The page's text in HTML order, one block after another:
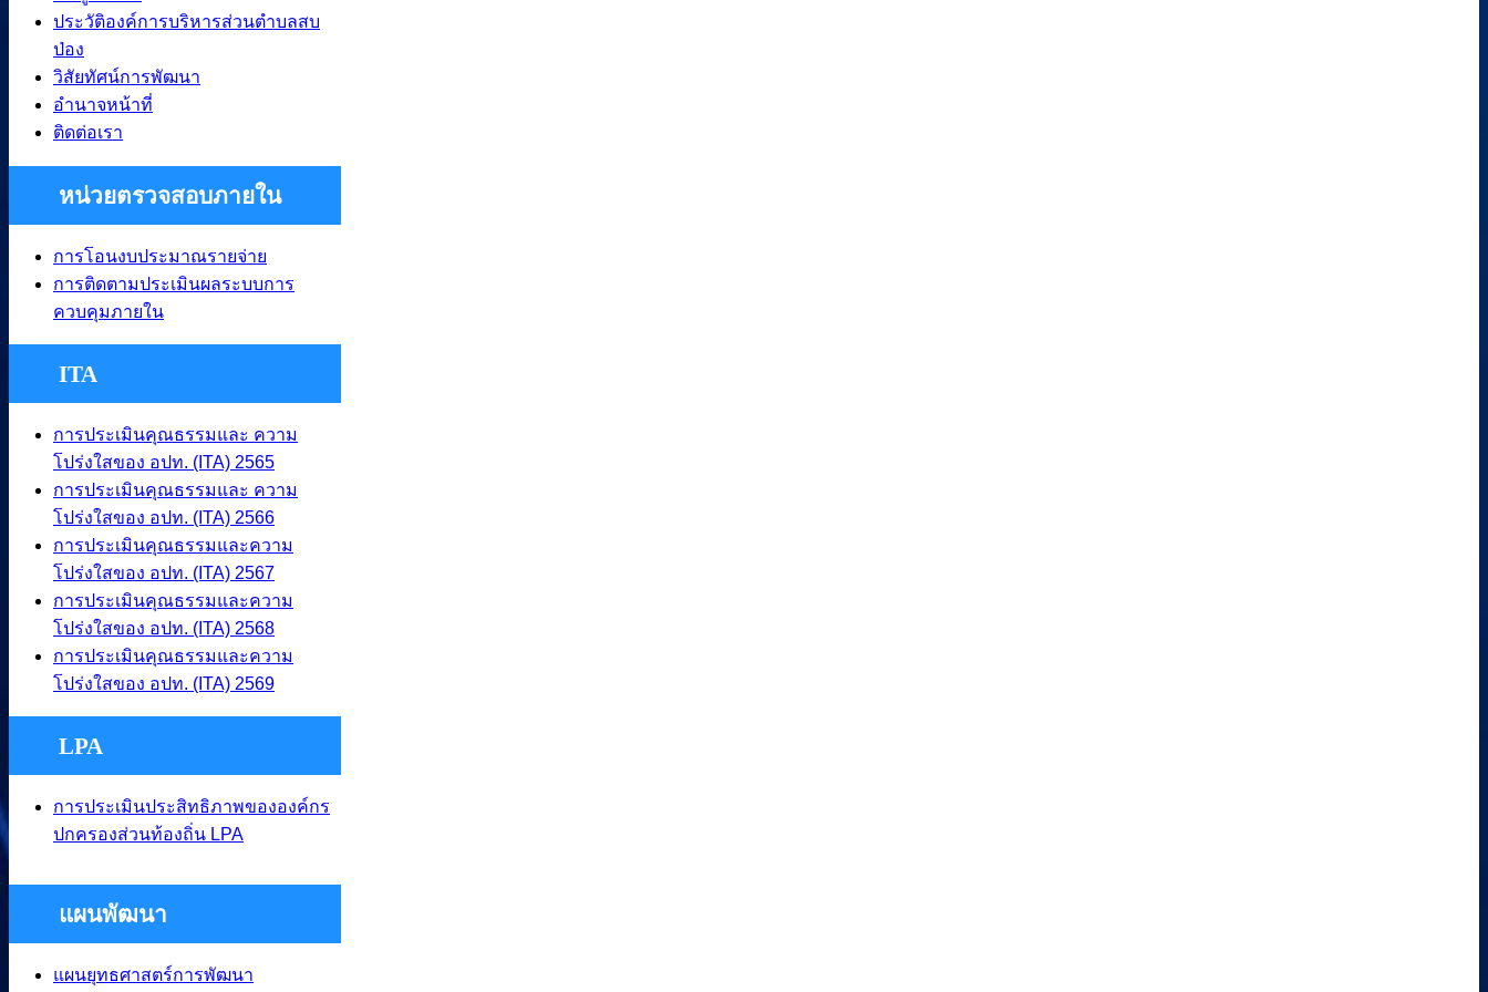
ประวัติองค์การบริหารส่วนตำบลสบ
ป่อง
วิสัยทัศน์การพัฒนา
อำนาจหน้าที่
ติดต่อเรา
หน่วยตรวจสอบภายใน
การโอนงบประมาณรายจ่าย
การติดตามประเมินผลระบบการ
ควบคุมภายใน
ITA
การประเมินคุณธรรมและ ความ
โปร่งใสของ อปท. (ITA) 2565
การประเมินคุณธรรมและ ความ
โปร่งใสของ อปท. (ITA) 2566
การประเมินคุณธรรมและความ
โปร่งใสของ อปท. (ITA) 2567
การประเมินคุณธรรมและความ
โปร่งใสของ อปท. (ITA) 2568
การประเมินคุณธรรมและความ
โปร่งใสของ อปท. (ITA) 2569
LPA
การประเมินประสิทธิภาพขององค์กร
ปกครองส่วนท้องถิ่น LPA
แผนพัฒนา
แผนยุทธศาสตร์การพัฒนา